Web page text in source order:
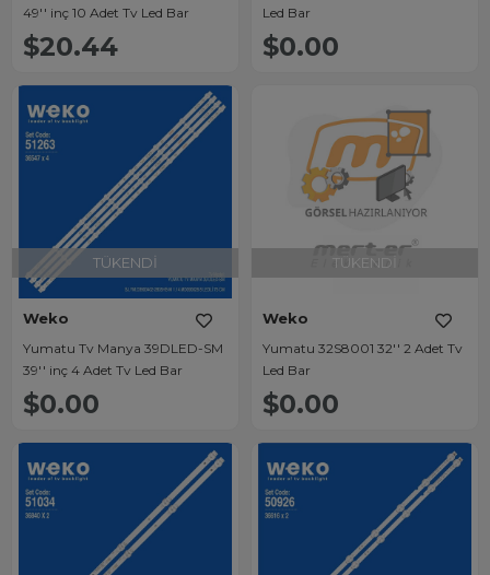
49'' inç 10 Adet Tv Led Bar
$20.44
Led Bar
$0.00
TÜKENDI
Weko
Yumatu Tv Manya 39DLED-SM
39'' inç 4 Adet Tv Led Bar
$0.00
TÜKENDI
Weko
Yumatu 32S8001 32'' 2 Adet Tv
Led Bar
$0.00